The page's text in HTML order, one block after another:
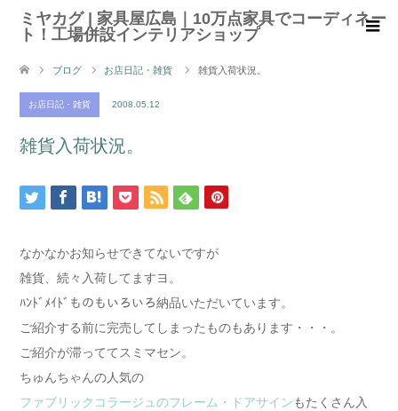
ミヤカグ | 家具屋広島｜10万点家具でコーディネー
ト！工場併設インテリアショップ
ブログ お店日記・雑貨 雑貨入荷状況。
お店日記・雑貨 2008.05.12
雑貨入荷状況。
なかなかお知らせできてないですが
雑貨、続々入荷してますヨ。
ﾊﾝﾄﾞﾒｲﾄﾞものもいろいろ納品いただいています。
ご紹介する前に完売してしまったものもあります・・・。
ご紹介が滞っててスミマセン。
ちゅんちゃんの人気の
ファブリックコラージュのフレーム・ドアサインもたくさん入